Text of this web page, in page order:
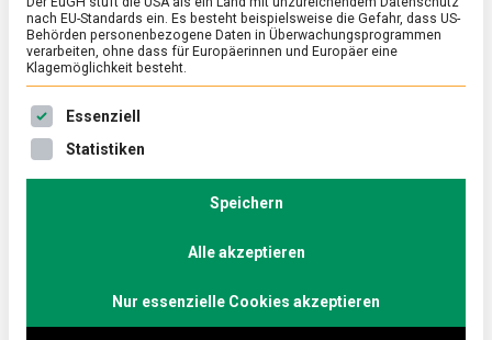
ERNÄHRUNG & GESUNDHEIT /FEATURED
Gerstendrink: Milch statt Bier
10. Juni 2022 Johannes
Gerstendrink:
Milchalternativen gibt es viele in den Einkaufsregalen.
Biertreber als Grundlage ist zwar noch nicht so
Gerstendrink aber einige Vorteile. Das zumindest
jüngst für ihre Innovation den TROPHELIA-
nach EU-Standards ein. Es besteht beispielsweise die Gefahr, dass US-
Behörden personenbezogene Daten in Überwachungsprogrammen
verarbeiten, ohne dass für Europäerinnen und Europäer eine
Klagemöglichkeit besteht.
Es folgt eine Liste der Service-Gruppen, für die eine
Essenziell
Statistiken
Speichern
Alle akzeptieren
Nur essenzielle Cookies akzeptieren